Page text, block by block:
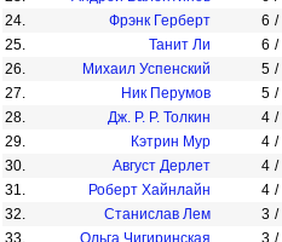
24.
Фрэнк Герберт 6 /
25.
Танит Ли 6 /
26.
Михаил Успенский 5 /
27.
Ник Перумов 5 /
28.
Дж. Р. Р. Толкин 4 /
29.
Кэтрин Мур 4 /
30.
Август Дерлет 4 /
31.
Роберт Хайнлайн 4 /
32.
Станислав Лем 3 /
33.
Ольга Чигиринская 3 /